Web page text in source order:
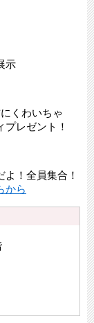
示
くわいちゃ
レゼント！
！全員集合！
から